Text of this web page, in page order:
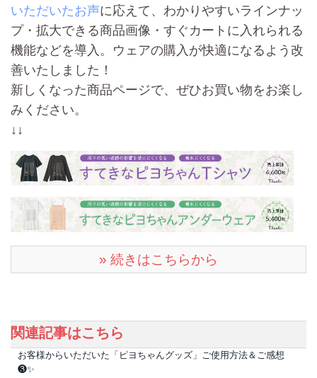
いただいたお声に応えて、わかりやすいラインナッ
プ・拡大できる商品画像・すぐカートに入れられる
機能などを導入。 ウェアの購入が快適になるよう改
善いたしました ！
新しくなった商品ページで、ぜひお買い物をお楽し
みください。
↓↓
» 続きはこちらから
関連記事はこちら
お客様からいただいた「ピヨちゃんグッズ」ご使用方法＆ご感想
❸✨